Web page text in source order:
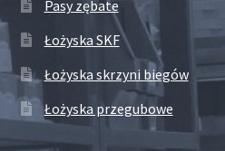
Pasy zębate
Łożyska SKF
Łożyska skrzyni biegów
Łożyska przegubowe